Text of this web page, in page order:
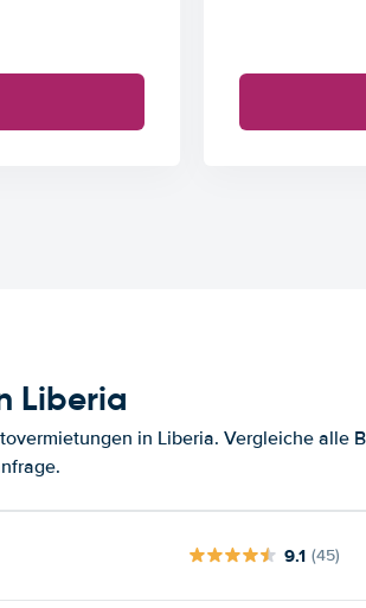
Liberia
in Liberia. Vergleiche alle
9.1 (45)